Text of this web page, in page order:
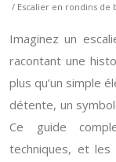
/ Escalier en rondins
Imaginez un
racontant une
plus qu’un simple
détente, un
Ce guide
techniques, et